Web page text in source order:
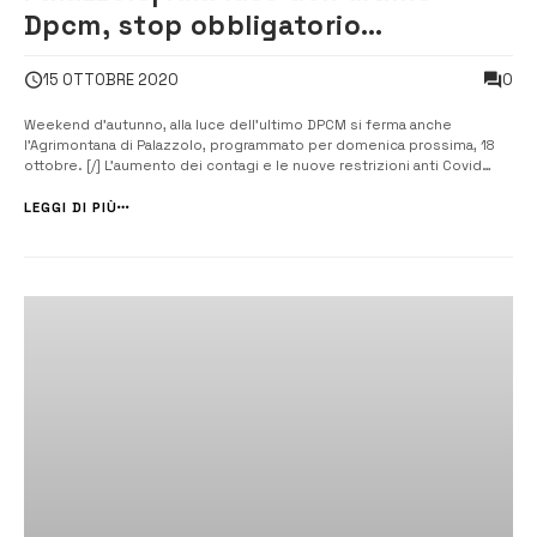
Dpcm, stop obbligatorio
15 OTTOBRE 2020 0
Weekend d’autunno, alla luce dell’ultimo DPCM si ferma anche
l’Agrimontana di Palazzolo, programmato per domenica prossima, 18
ottobre. [/] L’aumento dei contagi e le nuove restrizioni anti Covid
manifestazione culturale e gastronomica che si svolge ogni anno in
LEGGI DI PIÙ